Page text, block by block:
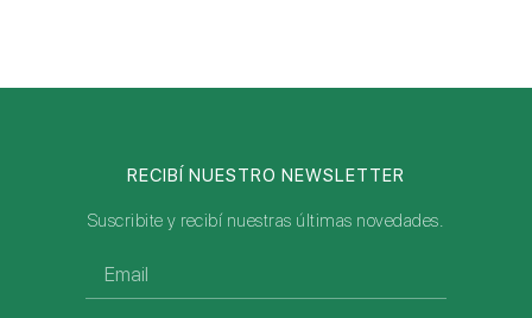
RECIBÍ NUESTRO NEWSLETTER
Suscribite y recibí nuestras últimas novedades.